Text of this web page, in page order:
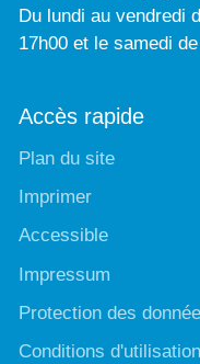
Du lundi au vendredi
17h00 et le samedi
Accès rapide
Plan du site
Imprimer
Accessible
Impressum
Protection des
Conditions d'utilisation